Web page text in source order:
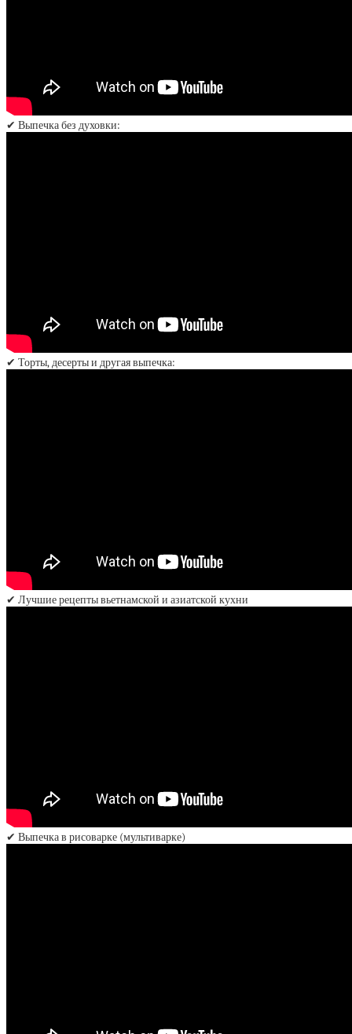
✔ Выпечка без духовки:
✔ Торты, десерты и другая выпечка:
✔ Лучшие рецепты вьетнамской и азиатской кухни
✔ Выпечка в рисоварке (мультиварке)